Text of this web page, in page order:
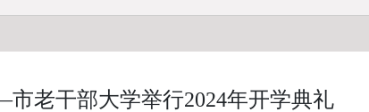
老干部大学举行2024年开学典礼